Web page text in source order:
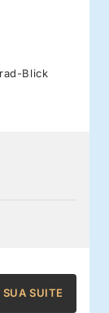
Blick
SUA SUITE